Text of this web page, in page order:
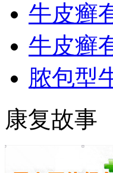
牛皮癣
牛皮癣
脓包型
康复故事